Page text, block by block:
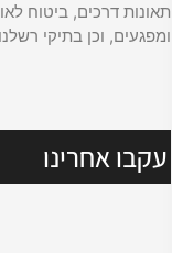
תאונות דרכים, ביטוח
ומפגעים, וכן בתיקי
עקבו אחרינו